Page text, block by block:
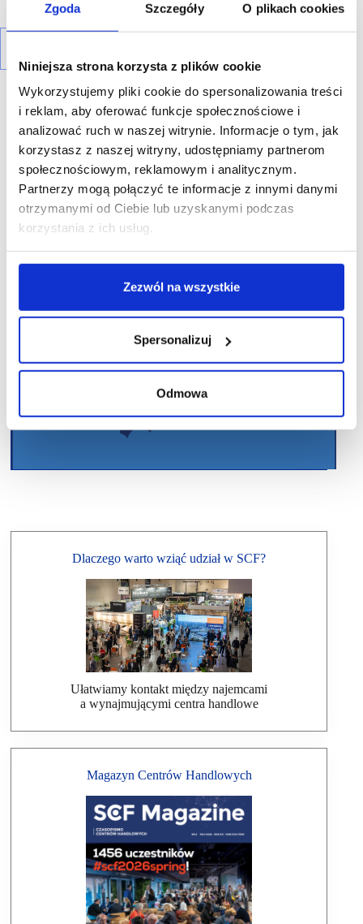
Zgoda Szczegóły O plikach cookies
Niniejsza strona korzysta z plików cookie
Wykorzystujemy pliki cookie do spersonalizowania treści
i reklam, aby oferować funkcje społecznościowe i
analizować ruch w naszej witrynie. Informacje o tym, jak
korzystasz z naszej witryny, udostępniamy partnerom
społecznościowym, reklamowym i analitycznym.
Partnerzy mogą połączyć te informacje z innymi danymi
otrzymanymi od Ciebie lub uzyskanymi podczas
korzystania z ich usług.
Zezwól na wszystkie
Spersonalizuj
Odmowa
R E K L A M A
Dlaczego warto wziąć udział w SCF?
Ułatwiamy kontakt między najemcami
a wynajmującymi centra handlowe
Magazyn Centrów Handlowych